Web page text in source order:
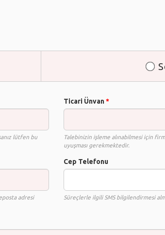
lütfen bu
Ticari Ünvan*
Talebinizin işleme alınabilmesi için
uyuşması gerekmektedir.
adresi
Cep Telefonu
Süreçlerle ilgili SMS bilgilendirmesi